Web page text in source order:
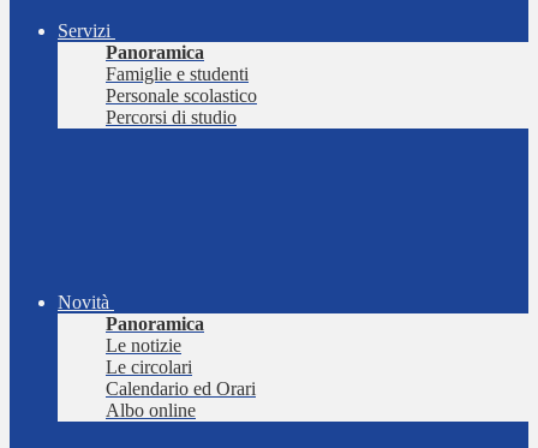
Servizi
Panoramica
Famiglie e studenti
Personale scolastico
Percorsi di studio
Novità
Panoramica
Le notizie
Le circolari
Calendario ed Orari
Albo online